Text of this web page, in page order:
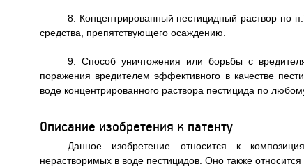
8. Концентрированный пестицидный раствор по
средства, препятствующего осаждению.
9. Способ уничтожения или борьбы с
поражения вредителем эффективного в качестве
воде концентрированного раствора пестицида по
Описание изобретения к патенту
Данное изобретение относится к
нерастворимых в воде пестицидов. Оно также